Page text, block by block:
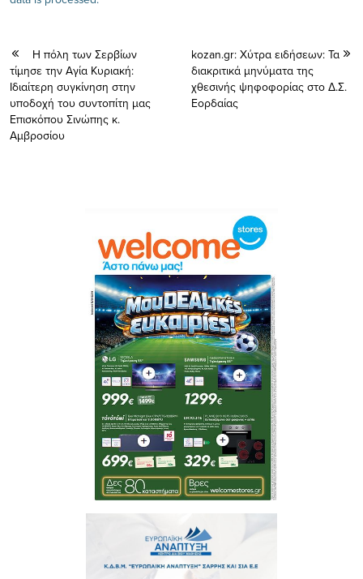
Η πόλη των Σερβίων
τίμησε την Αγία Κυριακή:
Ιδιαίτερη συγκίνηση στην
υποδοχή του συντοπίτη μας
Επισκόπου Σινώπης κ.
Αμβροσίου
kozan.gr: Χύτρα ειδήσεων: Τα
διακριτικά μηνύματα της
χθεσινής ψηφοφορίας στο Δ.Σ.
Εορδαίας